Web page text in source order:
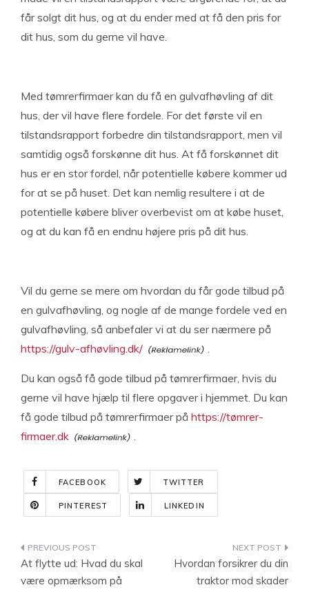
får solgt dit hus, og at du ender med at få den pris for
dit hus, som du gerne vil have.
Med tømrerfirmaer kan du få en gulvafhøvling af dit
hus, der vil have flere fordele. For det første vil en
tilstandsrapport forbedre din tilstandsrapport, men vil
samtidig også forskønne dit hus. At få forskønnet dit
hus er en stor fordel, når potentielle købere kommer ud
for at se på huset. Det kan nemlig resultere i at de
potentielle købere bliver overbevist om at købe huset,
og at du kan få en endnu højere pris på dit hus.
Vil du gerne se mere om hvordan du får gode tilbud på
en gulvafhøvling, og nogle af de mange fordele ved en
gulvafhøvling, så anbefaler vi at du ser nærmere på
https://gulv-afhøvling.dk/
.
Du kan også få gode tilbud på tømrerfirmaer, hvis du
gerne vil have hjælp til flere opgaver i hjemmet. Du kan
få gode tilbud på tømrerfirmaer på https://tømrer-
firmaer.dk
.
FACEBOOK TWITTER
PINTEREST LINKEDIN
Indlægsnavigation
At flytte ud: Hvad du skal
være opmærksom på
Hvordan forsikrer du din
traktor mod skader